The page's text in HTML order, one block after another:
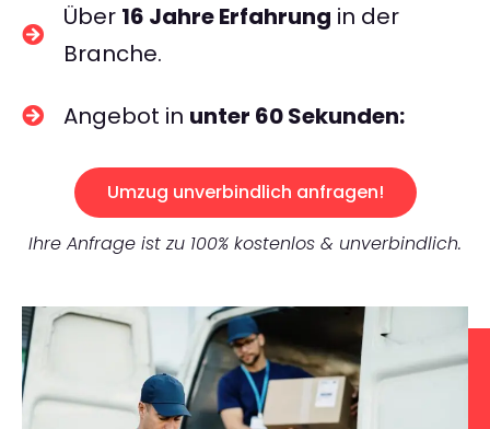
Über 16 Jahre Erfahrung in der
Branche.
Angebot in unter 60 Sekunden:
Umzug unverbindlich anfragen!
Ihre Anfrage ist zu 100% kostenlos & unverbindlich.